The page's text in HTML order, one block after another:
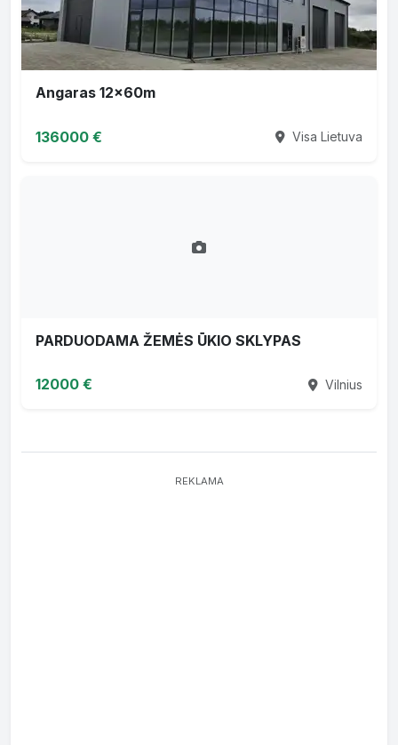
Angaras 12x60m
136000 € Visa Lietuva
PARDUODAMA ŽEMĖS ŪKIO SKLYPAS
12000 € Vilnius
REKLAMA